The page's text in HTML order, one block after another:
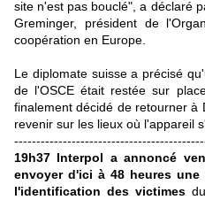
site n'est pas bouclé", a déclaré
Greminger, président de
coopération en Europe.
Le diplomate suisse a précisé
de l'OSCE était restée sur
finalement décidé de retourner à
revenir sur les lieux où l'appareil
19h37 Interpol a annoncé
envoyer d'ici à 48 heures
l'identification des victimes